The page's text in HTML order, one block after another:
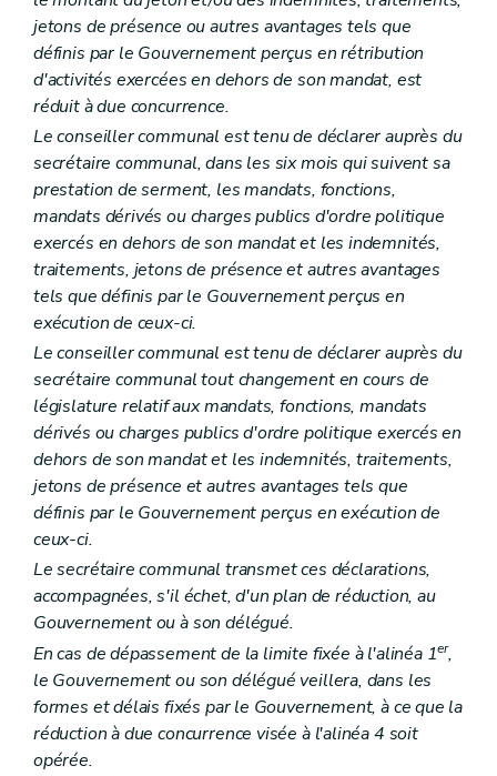
Section première Les statuts
Art. L1523-1
Art. L1523-2
Art. L1523-3
Art. L1523-5
Art. L1523-6
Section 2 Les organes de l'intercommunale
Sous-section première
Dispositions générales
Art. L1523-7
Art. L1523-8
Art. L1523-9
Art. L1523-10
Sous-section 2
L'assemblée générale
Art. L1523-11
Art. L1523-12
Art. L1523-13
Art. L1523-14
Sous-section 3 Le conseil d'administration
Art. L1523-15
Art. L1523-16
Sous-section 4 Le comité de rémunération
Art. L1523-17
Sous-section 5 Les organes restreints de gestion
Art. L1523-18
Art. L1523-19
Art. L1523-20
Section 4 Dissolution et liquidation
Art. L1523-21
Art. L1523-22
Section 5 Dispositions diverses
Art. L1523-23
Art. L1523-24
Art. L1523-25
jetons de présence ou autres avantages tels que
définis par le Gouvernement perçus en rétribution
d'activités exercées en dehors de son mandat, est
réduit à due concurrence.
Le conseiller communal est tenu de déclarer auprès du
secrétaire communal, dans les six mois qui suivent sa
prestation de serment, les mandats, fonctions,
mandats dérivés ou charges publics d'ordre politique
exercés en dehors de son mandat et les indemnités,
traitements, jetons de présence et autres avantages
tels que définis par le Gouvernement perçus en
exécution de ceux-ci.
Le conseiller communal est tenu de déclarer auprès du
secrétaire communal tout changement en cours de
législature relatif aux mandats, fonctions, mandats
dérivés ou charges publics d'ordre politique exercés en
dehors de son mandat et les indemnités, traitements,
jetons de présence et autres avantages tels que
définis par le Gouvernement perçus en exécution de
ceux-ci.
Le secrétaire communal transmet ces déclarations,
accompagnées, s'il échet, d'un plan de réduction, au
Gouvernement ou à son délégué.
En cas de dépassement de la limite fixée à l'alinéa 1er,
le Gouvernement ou son délégué veillera, dans les
formes et délais fixés par le Gouvernement, à ce que la
réduction à due concurrence visée à l'alinéa 4 soit
opérée.